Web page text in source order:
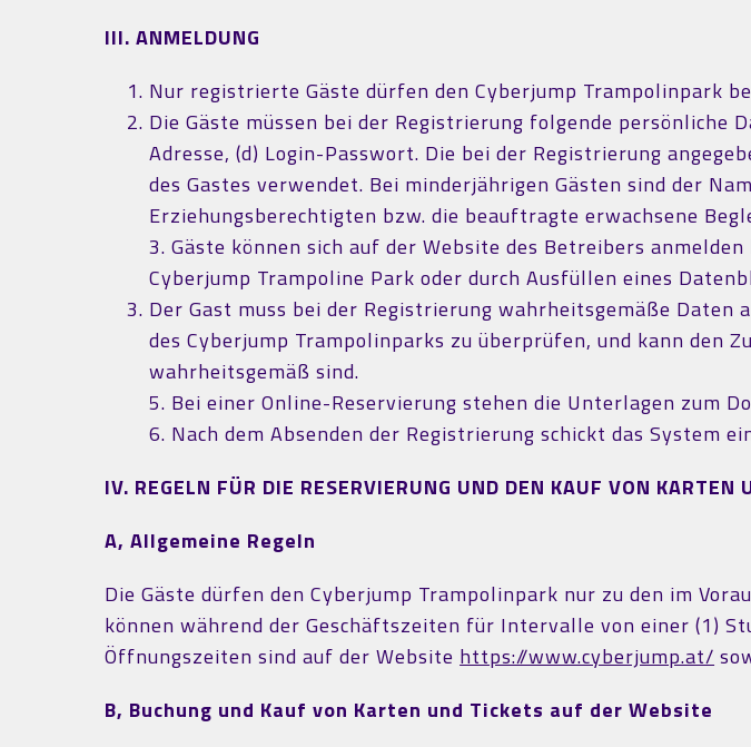
III. ANMELDUNG
Nur registrierte Gäste dürfen den Cyberjump Trampolinpark
Die Gäste müssen bei der Registrierung folgende persönliche
Adresse, (d) Login-Passwort. Die bei der Registrierung
des Gastes verwendet. Bei minderjährigen Gästen sind der
Erziehungsberechtigten bzw. die beauftragte erwachsene
3. Gäste können sich auf der Website des Betreibers
Cyberjump Trampoline Park oder durch Ausfüllen eines
Der Gast muss bei der Registrierung wahrheitsgemäße
des Cyberjump Trampolinparks zu überprüfen, und kann den
wahrheitsgemäß sind.
5. Bei einer Online-Reservierung stehen die Unterlagen zum
6. Nach dem Absenden der Registrierung schickt das System
IV. REGELN FÜR DIE RESERVIERUNG UND DEN KAUF VON KARTEN
A, Allgemeine Regeln
Die Gäste dürfen den Cyberjump Trampolinpark nur zu den im
können während der Geschäftszeiten für Intervalle von einer (1)
Öffnungszeiten sind auf der Website https://www.cyberjump.at/
B, Buchung und Kauf von Karten und Tickets auf der Website